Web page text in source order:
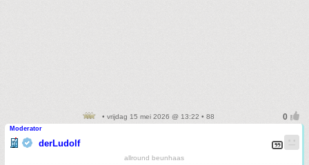
• vrijdag 15 mei 2026 @ 13:22 • 88
Moderator
derLudolf
allround beunhaas